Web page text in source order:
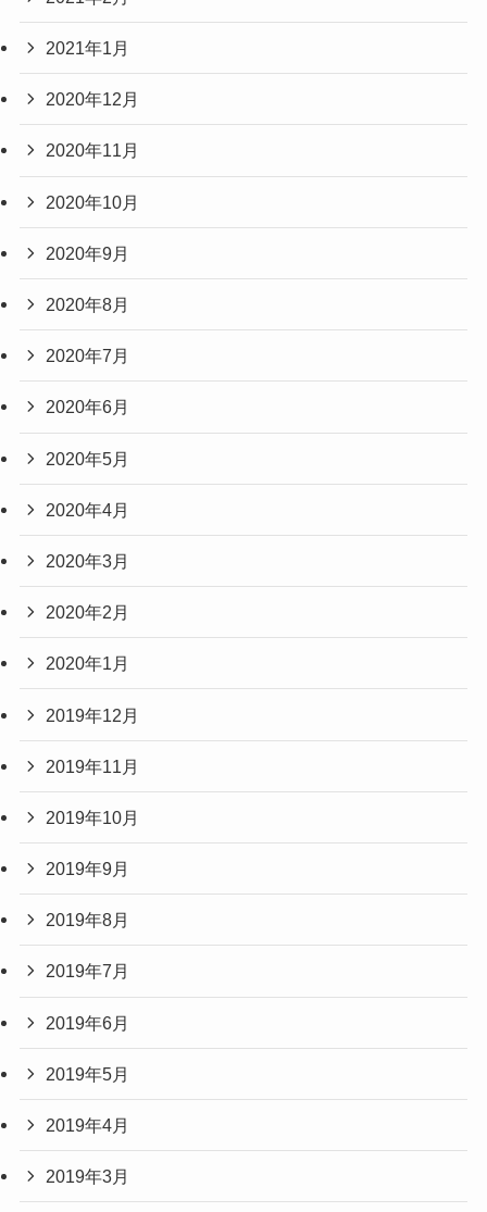
2021年1月
2020年12月
2020年11月
2020年10月
2020年9月
2020年8月
2020年7月
2020年6月
2020年5月
2020年4月
2020年3月
2020年2月
2020年1月
2019年12月
2019年11月
2019年10月
2019年9月
2019年8月
2019年7月
2019年6月
2019年5月
2019年4月
2019年3月